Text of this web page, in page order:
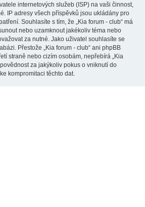
internetových služeb (ISP) na vaši činnost,
IP adresy všech příspěvků jsou ukládány pro
Souhlasíte s tím, že „Kia forum - club“ má
nebo uzamknout jakékoliv téma nebo
za nutné. Jako uživatel souhlasíte se
Přestože „Kia forum - club“ ani phpBB
straně nebo cizím osobám, nepřebírá „Kia
za jakýkoliv pokus o vniknutí do
kompromitaci těchto dat.